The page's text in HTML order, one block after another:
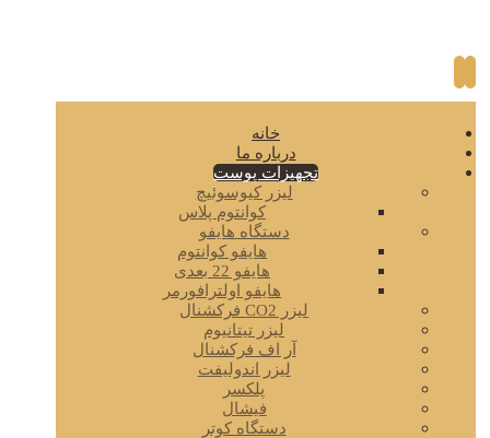
خانه
درباره ما
تجهیزات پوست
لیزر کیوسوئیچ
کوانتوم پلاس
دستگاه هایفو
هایفو کوانتوم
هایفو 22 بعدی
هایفو اولترافورمر
لیزر CO2 فرکشنال
لیزر تیتانیوم
آر اف فرکشنال
لیزر اندولیفت
پلکسر
فیشال
دستگاه کوتر